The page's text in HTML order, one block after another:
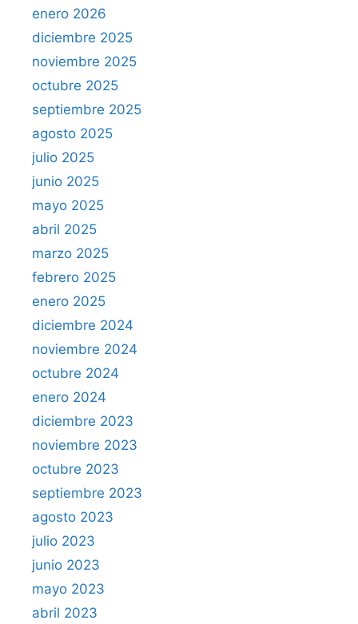
enero 2026
diciembre 2025
noviembre 2025
octubre 2025
septiembre 2025
agosto 2025
julio 2025
junio 2025
mayo 2025
abril 2025
marzo 2025
febrero 2025
enero 2025
diciembre 2024
noviembre 2024
octubre 2024
enero 2024
diciembre 2023
noviembre 2023
octubre 2023
septiembre 2023
agosto 2023
julio 2023
junio 2023
mayo 2023
abril 2023